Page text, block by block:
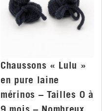
Chaussons « Lulu »
en pure laine
mérinos – Tailles 0 à